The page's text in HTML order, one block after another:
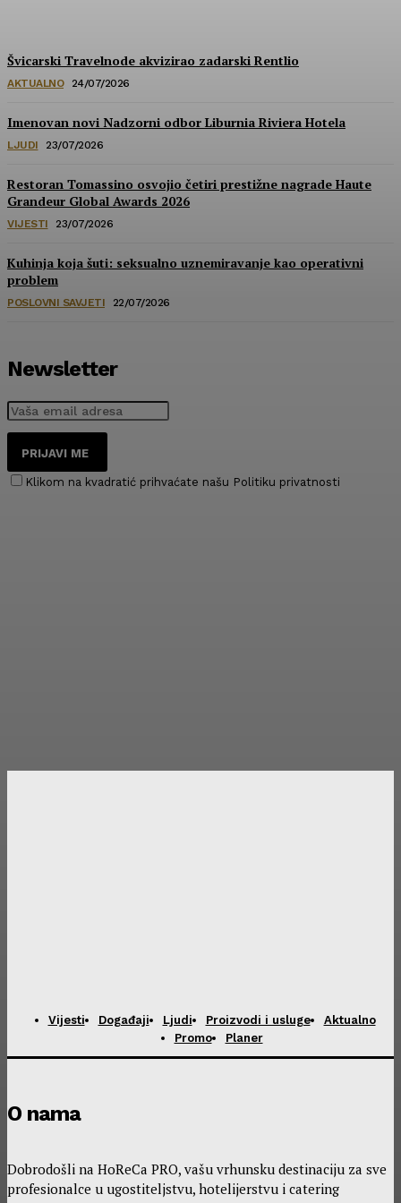
Švicarski Travelnode akvizirao zadarski Rentlio
AKTUALNO 24/07/2026
Imenovan novi Nadzorni odbor Liburnia Riviera Hotela
LJUDI 23/07/2026
Restoran Tomassino osvojio četiri prestižne nagrade Haute
Grandeur Global Awards 2026
VIJESTI 23/07/2026
Kuhinja koja šuti: seksualno uznemiravanje kao operativni
problem
POSLOVNI SAVJETI 22/07/2026
Newsletter
PRIJAVI ME
Klikom na kvadratić prihvaćate našu Politiku privatnosti
Vijesti Događaji Ljudi Proizvodi i usluge
Aktualno
Promo
Planer
O nama
Dobrodošli na HoReCa PRO, vašu vrhunsku destinaciju za sve
profesionalce u ugostiteljstvu, hotelijerstvu i catering